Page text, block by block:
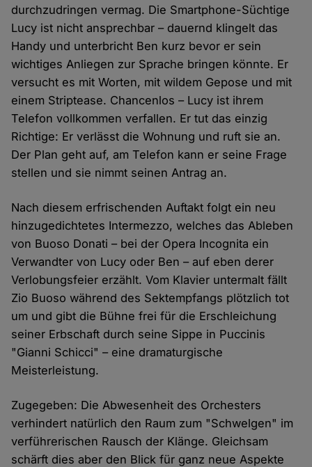
durchzudringen vermag. Die Smartphone-Süchtige
Lucy ist nicht ansprechbar – dauernd klingelt das
Handy und unterbricht Ben kurz bevor er sein
wichtiges Anliegen zur Sprache bringen könnte. Er
versucht es mit Worten, mit wildem Gepose und mit
einem Striptease. Chancenlos – Lucy ist ihrem
Telefon vollkommen verfallen. Er tut das einzig
Richtige: Er verlässt die Wohnung und ruft sie an.
Der Plan geht auf, am Telefon kann er seine Frage
stellen und sie nimmt seinen Antrag an.
Nach diesem erfrischenden Auftakt folgt ein neu
hinzugedichtetes Intermezzo, welches das Ableben
von Buoso Donati – bei der Opera Incognita ein
Verwandter von Lucy oder Ben – auf eben derer
Verlobungsfeier erzählt. Vom Klavier untermalt fällt
Zio Buoso während des Sektempfangs plötzlich tot
um und gibt die Bühne frei für die Erschleichung
seiner Erbschaft durch seine Sippe in Puccinis
"Gianni Schicci" – eine dramaturgische
Meisterleistung.
Zugegeben: Die Abwesenheit des Orchesters
verhindert natürlich den Raum zum "Schwelgen" im
verführerischen Rausch der Klänge. Gleichsam
schärft dies aber den Blick für ganz neue Aspekte